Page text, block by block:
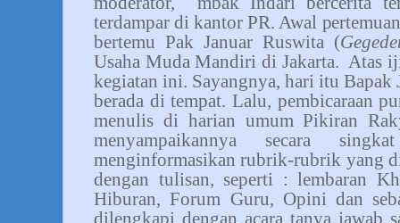
terdampar di kantor PR. Awal
bertemu Pak Januar Ruswita (
Usaha Muda Mandiri di Jakarta. Atas
kegiatan ini. Sayangnya, hari itu Bapak
berada di tempat. Lalu, pembicaraan
menulis di harian umum Pikiran
menyampaikannya secara
menginformasikan rubrik-rubrik yang
dengan tulisan, seperti : lembaran
Hiburan, Forum Guru, Opini dan
dilengkapi dengan acara tanya jawab